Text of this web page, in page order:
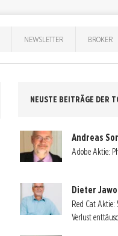
NEWSLETTER BROKER
NEUSTE BEITRÄGE DER
Andreas
Adobe Aktie:
Dieter
Red Cat
Verlust